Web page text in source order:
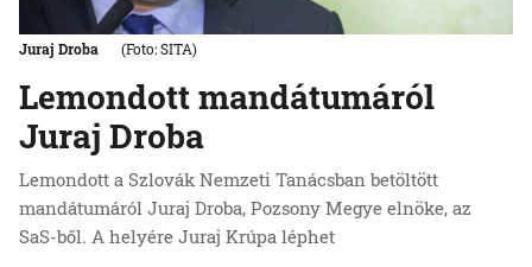
Lemondott mandátumáról
Juraj Droba
Lemondott a Szlovák Nemzeti Tanácsban betöltött
mandátumáról Juraj Droba, Pozsony Megye elnöke, az
SaS-ből. A helyére Juraj Krúpa léphet
Juraj Droba (Foto: SITA)